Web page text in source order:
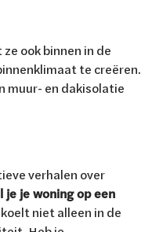
ook binnen in de
te creëren.
muur- en dakisolatie
verhalen over
je je woning op een
niet alleen in de